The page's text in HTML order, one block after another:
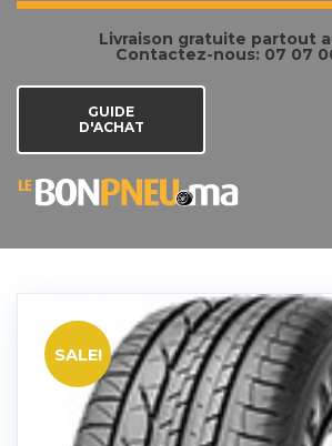
Livraison gratuite partout
Contactez-nous: 07 07
GUIDE
D'ACHAT
SALE!